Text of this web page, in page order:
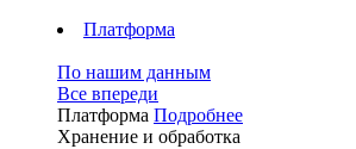
Платформа
По нашим данным
Все впереди
Платформа Подробнее
Хранение и обработка